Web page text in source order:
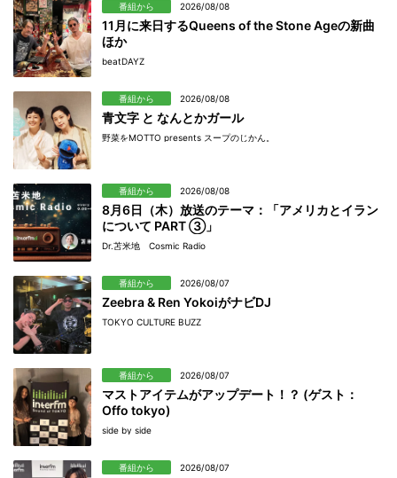
番組から 2026/08/08
11月に来日するQueens of the Stone Ageの新曲
ほか
beatDAYZ
番組から 2026/08/08
青文字 と なんとかガール
野菜をMOTTO presents スープのじかん。
番組から 2026/08/08
8月6日（木）放送のテーマ：「アメリカとイラン
について PART ③」
Dr.苫米地 Cosmic Radio
番組から 2026/08/07
Zeebra & Ren YokoiがナビDJ
TOKYO CULTURE BUZZ
番組から 2026/08/07
マストアイテムがアップデート！？ (ゲスト：
Offo tokyo)
side by side
番組から 2026/08/07